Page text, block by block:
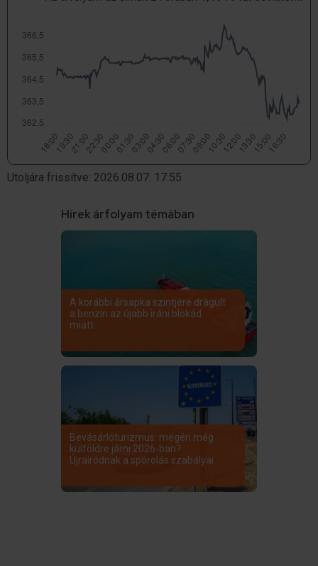
Utoljára frissítve: 2026.08.07. 17:55
Hírek árfolyam témában
A korábbi ársapka szintjére drágult
a benzin az újabb iráni blokád
miatt
Bevásárlóturizmus: megéri még
külföldre járni 2026-ban?
Újraíródnak a spórolás szabályai